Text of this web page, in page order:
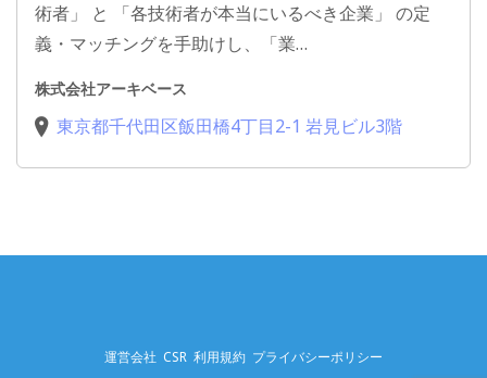
術者」 と 「各技術者が本当にいるべき企業」 の定
義・マッチングを手助けし、「業…
株式会社アーキベース
東京都千代田区飯田橋4丁目2-1 岩見ビル3階
運営会社 CSR 利用規約 プライバシーポリシー